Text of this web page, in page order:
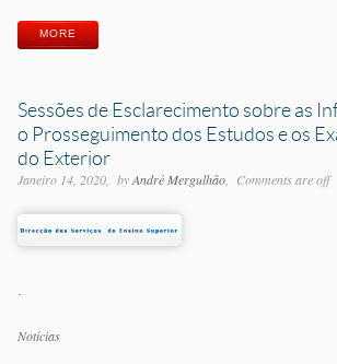
MORE
Sessões de Esclarecimento sobre as
o Prosseguimento dos Estudos e os
do Exterior
Janeiro 14, 2020 byAndré Mergulhão Comments are off
Categorias
Notícias